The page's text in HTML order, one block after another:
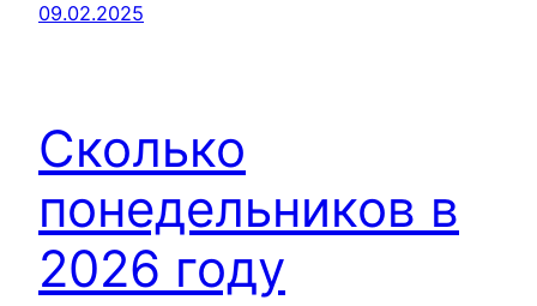
09.02.2025
Сколько
понедельников в
2026 году